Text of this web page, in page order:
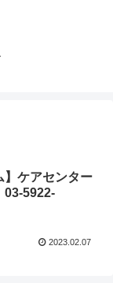
】ケアセンター
03-5922-
2023.02.07